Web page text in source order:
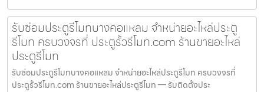
รับซ่อมประตูรีโมทบางคอแหลม จำหน่ายอะไหล่ประตู
รีโมท ครบวงจรที่ ประตูรั้วรีโมท.com ร้านขายอะไหล่
ประตูรีโมท
รับซ่อมประตูรีโมทบางคอแหลม จำหน่ายอะไหล่ประตูรีโมท ครบวงจรที่
ประตูรั้วรีโมท.com ร้านขายอะไหล่ประตูรีโมท — รับติดตั้งประ